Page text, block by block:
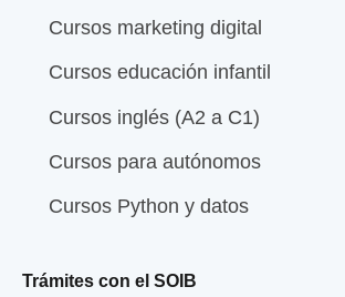
Cursos marketing digital
Cursos educación infantil
Cursos inglés (A2 a C1)
Cursos para autónomos
Cursos Python y datos
Trámites con el SOIB